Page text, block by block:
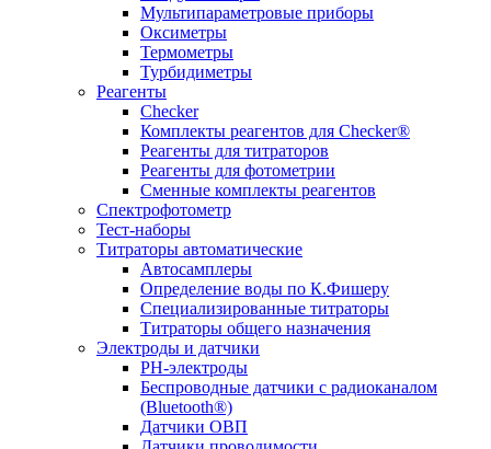
Мультипараметровые приборы
Оксиметры
Термометры
Турбидиметры
Реагенты
Checker
Комплекты реагентов для Checker®
Реагенты для титраторов
Реагенты для фотометрии
Сменные комплекты реагентов
Спектрофотометр
Тест-наборы
Титраторы автоматические
Автосамплеры
Определение воды по К.Фишеру
Специализированные титраторы
Титраторы общего назначения
Электроды и датчики
PH-электроды
Беспроводные датчики с радиоканалом
(Bluetooth®)
Датчики ОВП